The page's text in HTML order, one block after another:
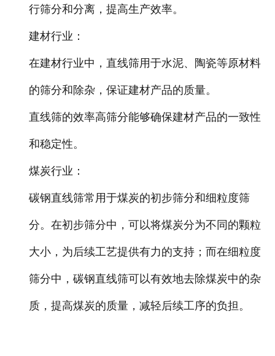
行筛分和分离，提高生产效率。
建材行业 ：
在建材行业中，直线筛用于水泥、陶瓷等原材料
的筛分和除杂，保证建材产品的质量。
直线筛的效率高筛分能够确保建材产品的一致性
和稳定性。
煤炭行业 ：
碳钢直线筛常用于煤炭的初步筛分和细粒度筛
分。在初步筛分中，可以将煤炭分为不同的颗粒
大小，为后续工艺提供有力的支持；而在细粒度
筛分中，碳钢直线筛可以有效地去除煤炭中的杂
质，提高煤炭的质量，减轻后续工序的负担。